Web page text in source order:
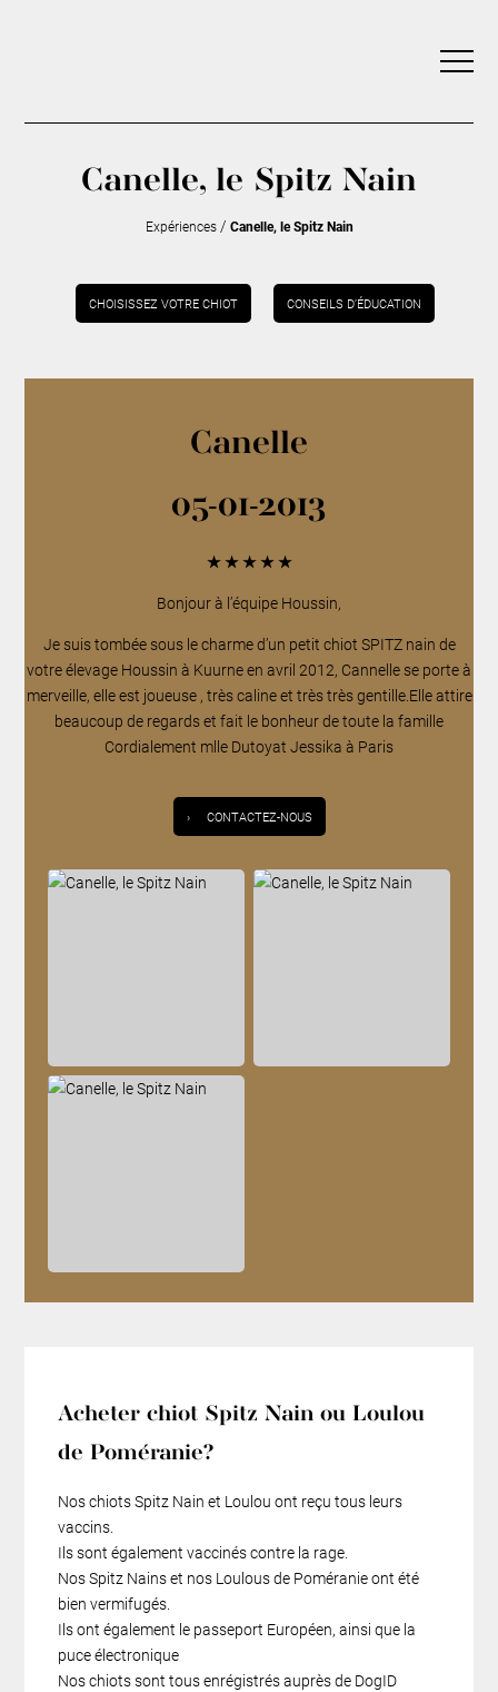
Canelle, le Spitz Nain
Expériences/ Canelle, le Spitz Nain
CHOISISSEZ VOTRE CHIOT CONSEILS D’ÉDUCATION
Canelle
05-01-2013
★★★★★
Bonjour à l’équipe Houssin,
Je suis tombée sous le charme d’un petit chiot SPITZ nain de
votre élevage Houssin à Kuurne en avril 2012, Cannelle se porte à
merveille, elle est joueuse , très caline et très très gentille.Elle attire
beaucoup de regards et fait le bonheur de toute la famille
Cordialement mlle Dutoyat Jessika à Paris
› CONTACTEZ-NOUS
Acheter chiot Spitz Nain ou Loulou
de Poméranie?
Nos chiots Spitz Nain et Loulou ont reçu tous leurs
vaccins.
Ils sont également vaccinés contre la rage.
Nos Spitz Nains et nos Loulous de Poméranie ont été
bien vermifugés.
Ils ont également le passeport Européen, ainsi que la
puce électronique
Nos chiots sont tous enrégistrés auprès de DogID